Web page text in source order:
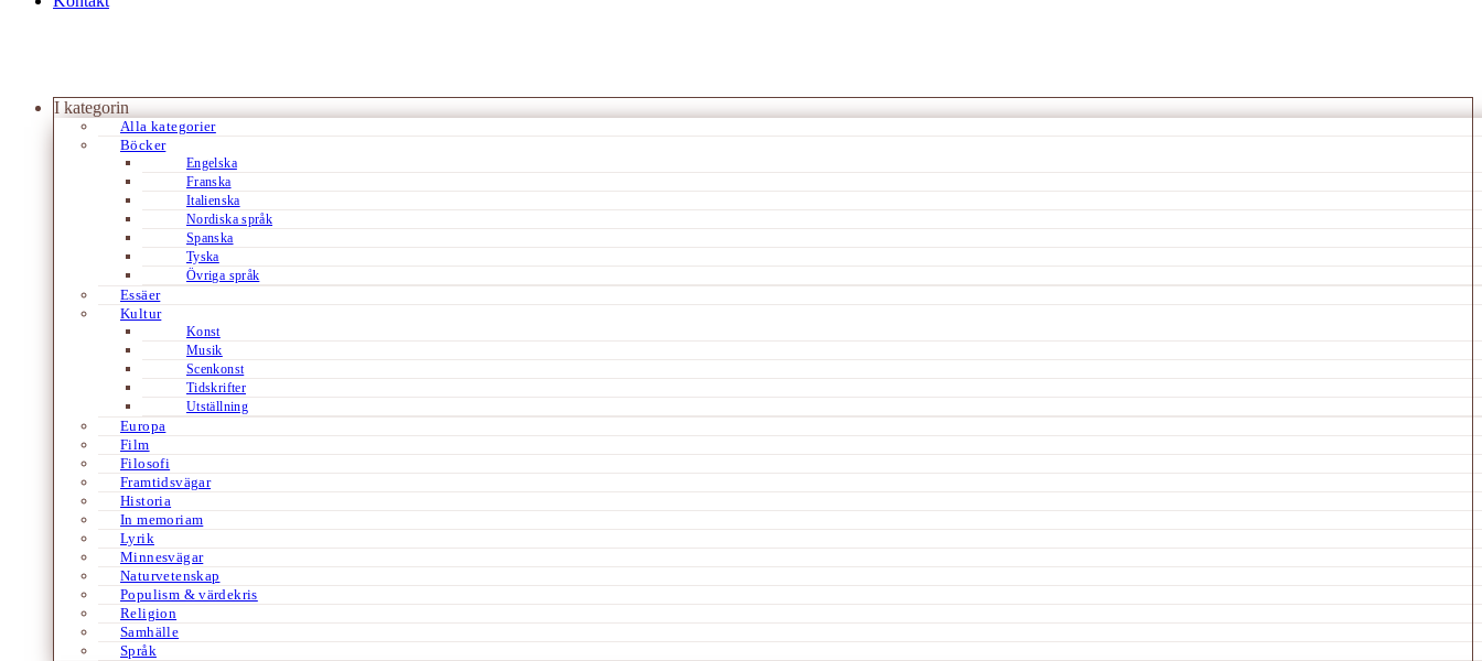
I kategorin
Alla kategorier
Böcker
Engelska
Franska
Italienska
Nordiska språk
Spanska
Tyska
Övriga språk
Essäer
Kultur
Konst
Musik
Scenkonst
Tidskrifter
Utställning
Europa
Film
Filosofi
Framtidsvägar
Historia
In memoriam
Lyrik
Minnesvägar
Naturvetenskap
Populism & värdekris
Religion
Samhälle
Språk